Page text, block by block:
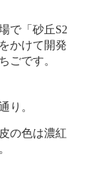
で「砂丘S2
かけて開発
ごです。
り。
の色は濃紅